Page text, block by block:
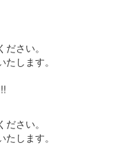
さい。
します。
さい。
します。